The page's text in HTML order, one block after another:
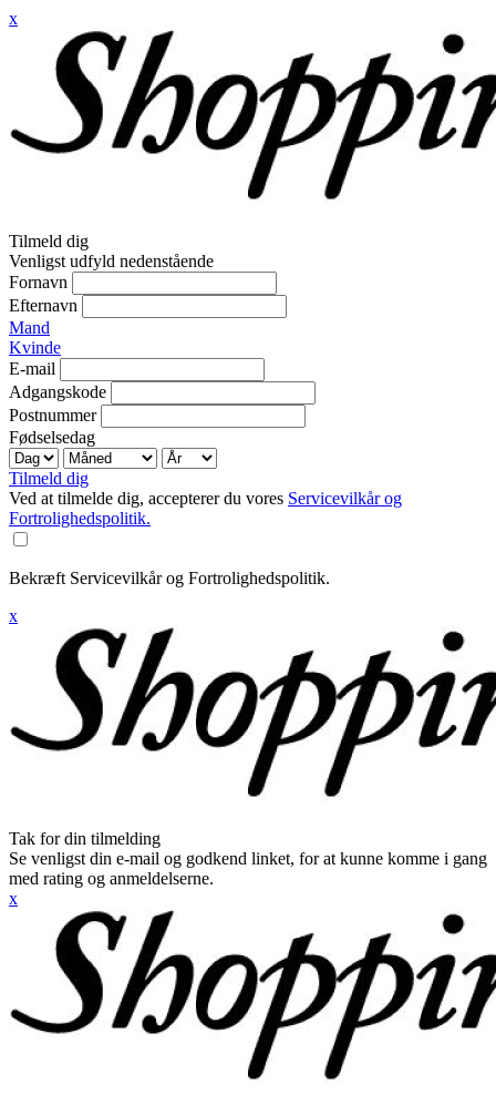
x
Tilmeld dig
Venligst udfyld nedenstående
Fornavn
Efternavn
Mand
Kvinde
E-mail
Adgangskode
Postnummer
Fødselsedag
Tilmeld dig
Ved at tilmelde dig, accepterer du vores Servicevilkår og
Fortrolighedspolitik.
Bekræft Servicevilkår og Fortrolighedspolitik.
x
Tak for din tilmelding
Se venligst din e-mail og godkend linket, for at kunne komme i gang
med rating og anmeldelserne.
x